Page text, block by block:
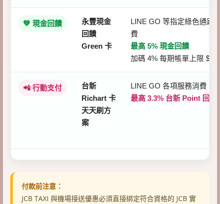
💚 現金回饋
永豐現金
回饋
Green 卡
LINE GO 等指定綠色通路
費
最高 5% 現金回饋
加碼 4% 每期帳單上限
📲 行動支付
台新
Richart 卡
天天刷方
案
LINE GO 各項服務消費
最高 3.3% 台新 Point 回饋
付款前注意：
JCB TAXI 與機場接送優惠必須直接綁定符合資格的 JCB 實